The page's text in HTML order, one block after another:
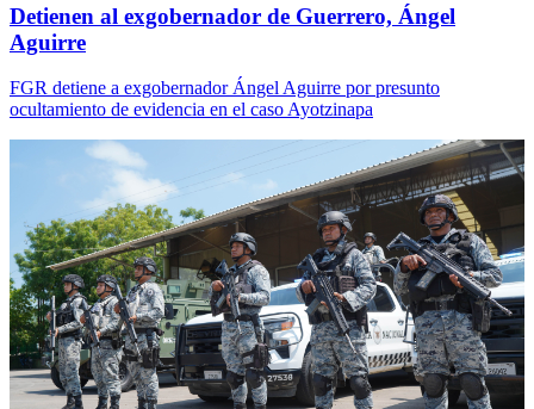
Detienen al exgobernador de Guerrero, Ángel
Aguirre
FGR detiene a exgobernador Ángel Aguirre por presunto
ocultamiento de evidencia en el caso Ayotzinapa